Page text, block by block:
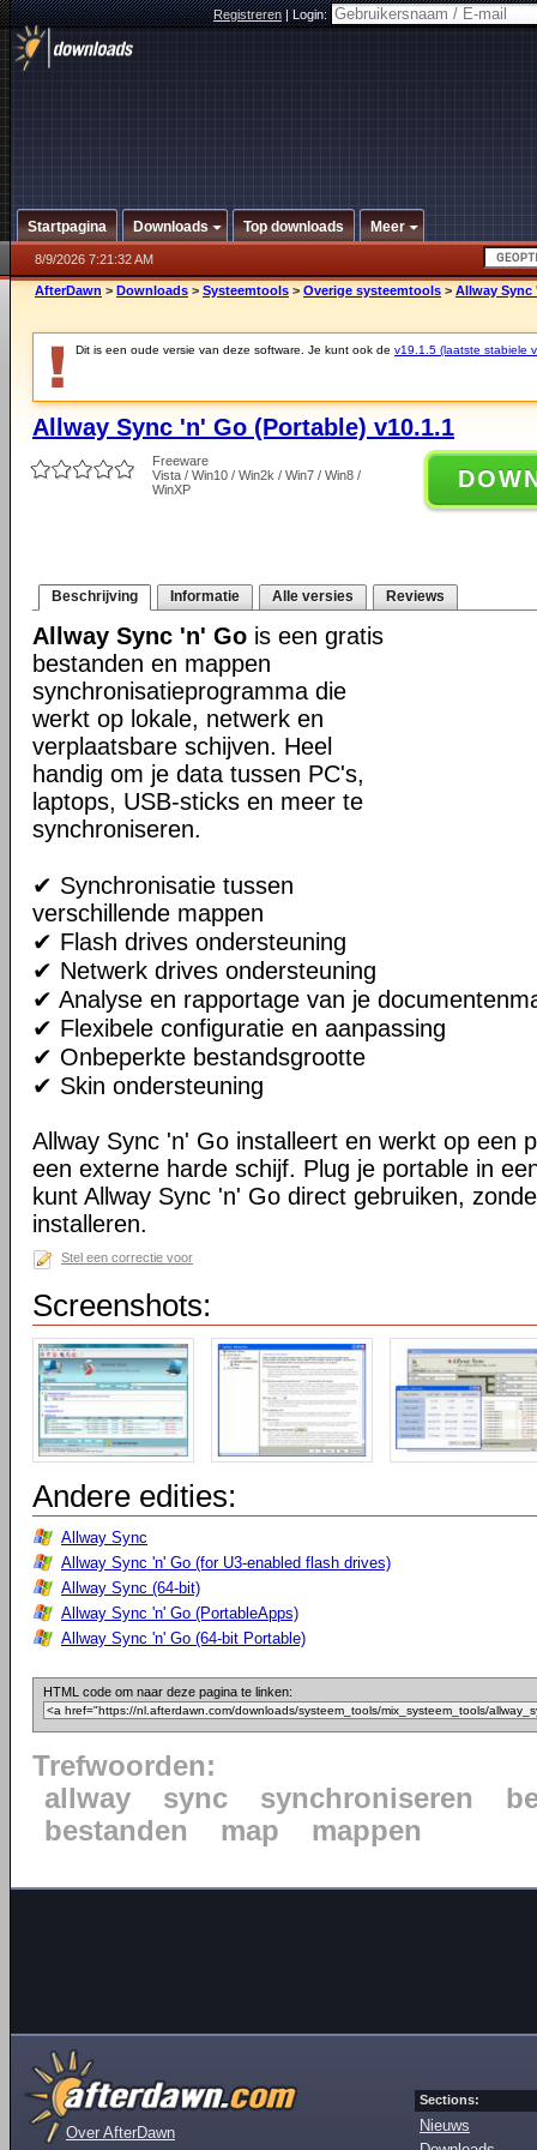
Registreren|Login:
Startpagina Downloads Top downloads Meer
8/9/2026 7:21:32 AM
AfterDawn > Downloads > Systeemtools > Overige systeemtools > Allway Sync
Dit is een oude versie van deze software. Je kunt ook de v19.1.5 (laatste stabiele
Allway Sync 'n' Go (Portable) v10.1.1
Freeware
Vista / Win10 / Win2k / Win7 / Win8 /
WinXP
Beschrijving Informatie Alle versies Reviews
Allway Sync 'n' Go is een gratis
bestanden en mappen
synchronisatieprogramma die
werkt op lokale, netwerk en
verplaatsbare schijven. Heel
handig om je data tussen PC's,
laptops, USB-sticks en meer te
synchroniseren.
✔ Synchronisatie tussen
verschillende mappen
✔ Flash drives ondersteuning
✔ Netwerk drives ondersteuning
✔ Analyse en rapportage van je
✔ Flexibele configuratie en aanpassing
✔ Onbeperkte bestandsgrootte
✔ Skin ondersteuning
Allway Sync 'n' Go installeert en werkt op een
een externe harde schijf. Plug je portable in
kunt Allway Sync 'n' Go direct gebruiken,
installeren.
Stel een correctie voor
Screenshots:
Andere edities:
Allway Sync
Allway Sync 'n' Go (for U3-enabled flash drives)
Allway Sync (64-bit)
Allway Sync 'n' Go (PortableApps)
Allway Sync 'n' Go (64-bit Portable)
HTML code om naar deze pagina te linken:
Trefwoorden:
allway
sync synchroniseren
bestanden
map mappen
Over AfterDawn
Sections:
Nieuws